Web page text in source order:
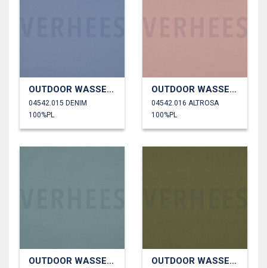
OUTDOOR WASSERDICHT
04542.015 DENIM
100%PL
OUTDOOR WASSERDICHT
04542.016 ALTROSA
100%PL
OUTDOOR WASSERDICHT OUTDOOR WASSERDICHT